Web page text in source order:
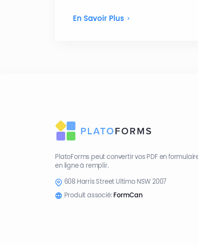
En Savoir Plus
PlatoForms peut convertir vos PDF en
en ligne à remplir.
608 Harris Street Ultimo NSW 2007
Produit associé: FormCan